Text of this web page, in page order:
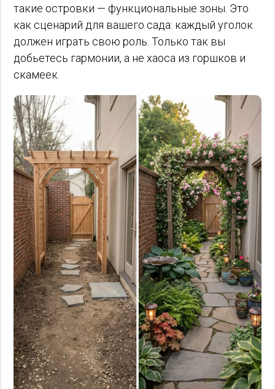
такие островки — функциональные зоны. Это
как сценарий для вашего сада: каждый уголок
должен играть свою роль. Только так вы
добьетесь гармонии, а не хаоса из горшков и
скамеек.